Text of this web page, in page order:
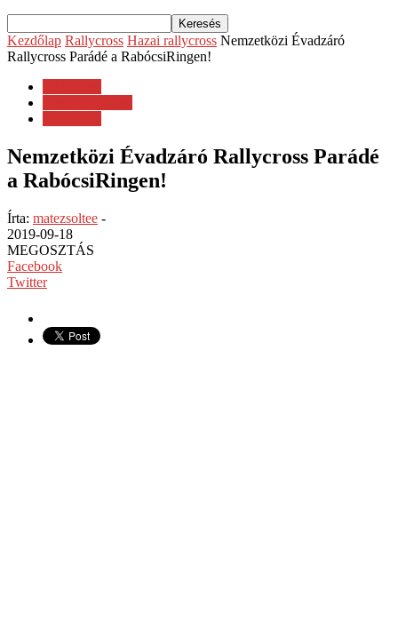
Kezdőlap Rallycross Hazai rallycross Nemzetközi Évadzáró
Rallycross Parádé a RabócsiRingen!
Nemzetközi Évadzáró Rallycross Parádé
a RabócsiRingen!
Írta: matezsoltee -
2019-09-18
MEGOSZTÁS
Facebook
Twitter